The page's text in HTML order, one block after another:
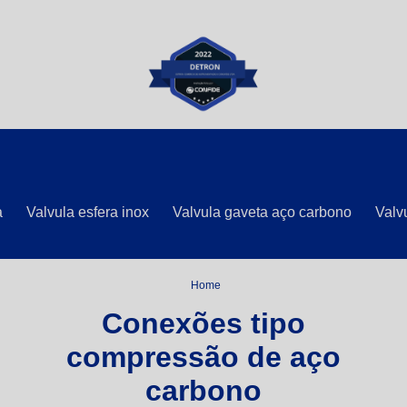
Valvula esfera inox Valvula gaveta aço carbono
Home
Conexões tipo
compressão de aço
carbono